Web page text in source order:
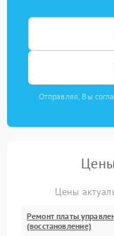
Отправляя, Вы
Цены
Ремонт платы
(восстановление)